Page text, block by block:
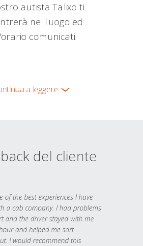
autista Talixo ti
nel luogo ed
comunicati.
a leggere
del cliente
of the best experiences I have
a cab company. I had problems
and the driver stayed with me
and helped me sort
I would recommend this